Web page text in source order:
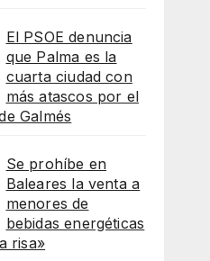
El PSOE denuncia
que Palma es la
cuarta ciudad con
más atascos por el
Galmés
Se prohíbe en
Baleares la venta a
menores de
bebidas energéticas
risa»